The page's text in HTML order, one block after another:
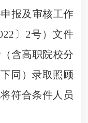
报及审核工作
〕2号）文件
含高职院校分
同）录取照顾
符合条件人员